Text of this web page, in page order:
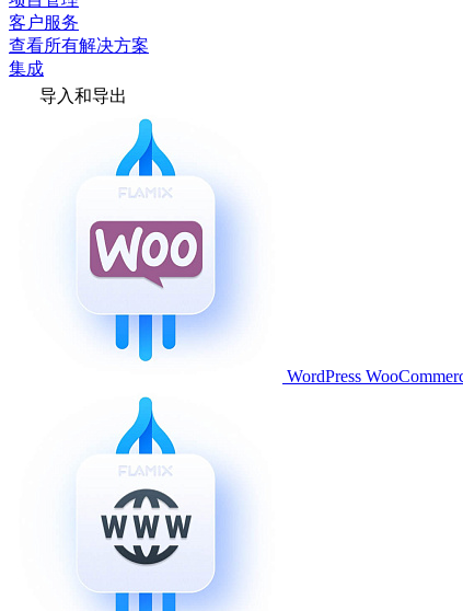
客户服务
查看所有解决方案
集成
导入和导出
WordPress